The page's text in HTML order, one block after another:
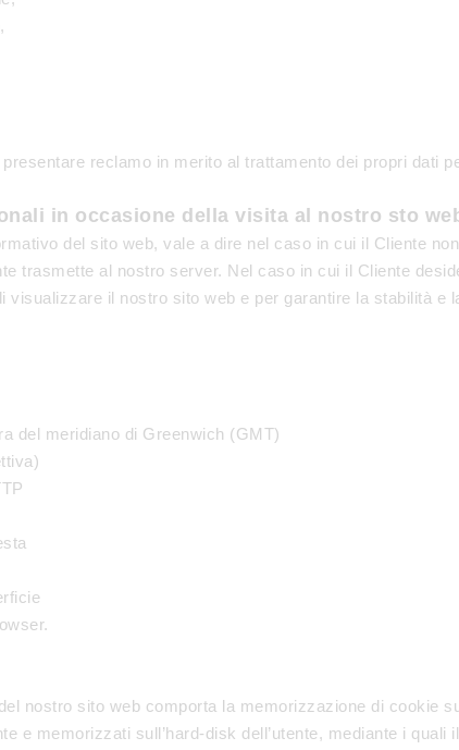
reclamo in merito al trattamento dei propri dati
in occasione della visita al nostro sto
del sito web, vale a dire nel caso in cui il Cliente
trasmette al nostro server. Nel caso in cui il Cliente
visualizzare il nostro sito web e per garantire la stabilità
del meridiano di Greenwich (GMT)
nostro sito web comporta la memorizzazione di cookie
e memorizzati sull’hard-disk dell’utente, mediante i